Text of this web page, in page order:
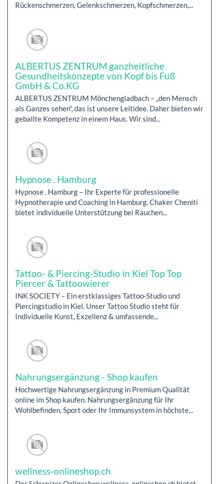
Rückenschmerzen, Gelenkschmerzen, Kopfschmerzen,...
ALBERTUS ZENTRUM ganzheitliche
Gesundheitskonzepte von Kopf bis Fuß
GmbH & Co.KG
ALBERTUS ZENTRUM Mönchengladbach – „den Mensch
als Ganzes sehen“, das ist unsere Leitidee. Daher bieten wir
geballte Kompetenz in einem Haus. Wir sind...
Hypnose . Hamburg
Hypnose . Hamburg – Ihr Experte für professionelle
Hypnotherapie und Coaching in Hamburg. Chaker Cheniti
bietet individuelle Unterstützung bei Rauchen...
Tattoo- & Piercing-Studio in Kiel Top Top
Piercer & Tattoowierer
INK SOCIETY – Ein erstklassiges Tattoo-Studio und
Piercingstudio in Kiel. Unser Tattoo Studio steht für
Individuelle Kunst, Exzellenz & umfassende...
Nahrungsergänzung - Shop kaufen
Hochwertige Nahrungsergänzung in Premium Qualität
online im Shop kaufen. Nahrungsergänzung für Ihr
Wohlbefinden, Sport oder Ihr Immunsystem in höchste...
wellness-onlineshop.ch